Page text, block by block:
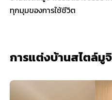
ทุกมุมของการใช้ชีวิต
การแต่งบ้านสไตล์มูจิ